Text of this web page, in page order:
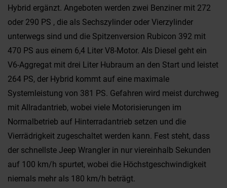
Hybrid ergänzt. Angeboten werden zwei Benziner mit 272
oder 290 PS , die als Sechszylinder oder Vierzylinder
unterwegs sind und die Spitzenversion Rubicon 392 mit
470 PS aus einem 6,4 Liter V8-Motor. Als Diesel geht ein
V6-Aggregat mit drei Liter Hubraum an den Start und leistet
264 PS, der Hybrid kommt auf eine maximale
Systemleistung von 381 PS. Gefahren wird meist durchweg
mit Allradantrieb, wobei viele Motorisierungen im
Normalbetrieb auf Hinterradantrieb setzen und die
Vierrädrigkeit zugeschaltet werden kann. Fest steht, dass
der schnellste Jeep Wrangler in nur viereinhalb Sekunden
auf 100 km/h spurtet, wobei die Höchstgeschwindigkeit
niemals mehr als 180 km/h beträgt.